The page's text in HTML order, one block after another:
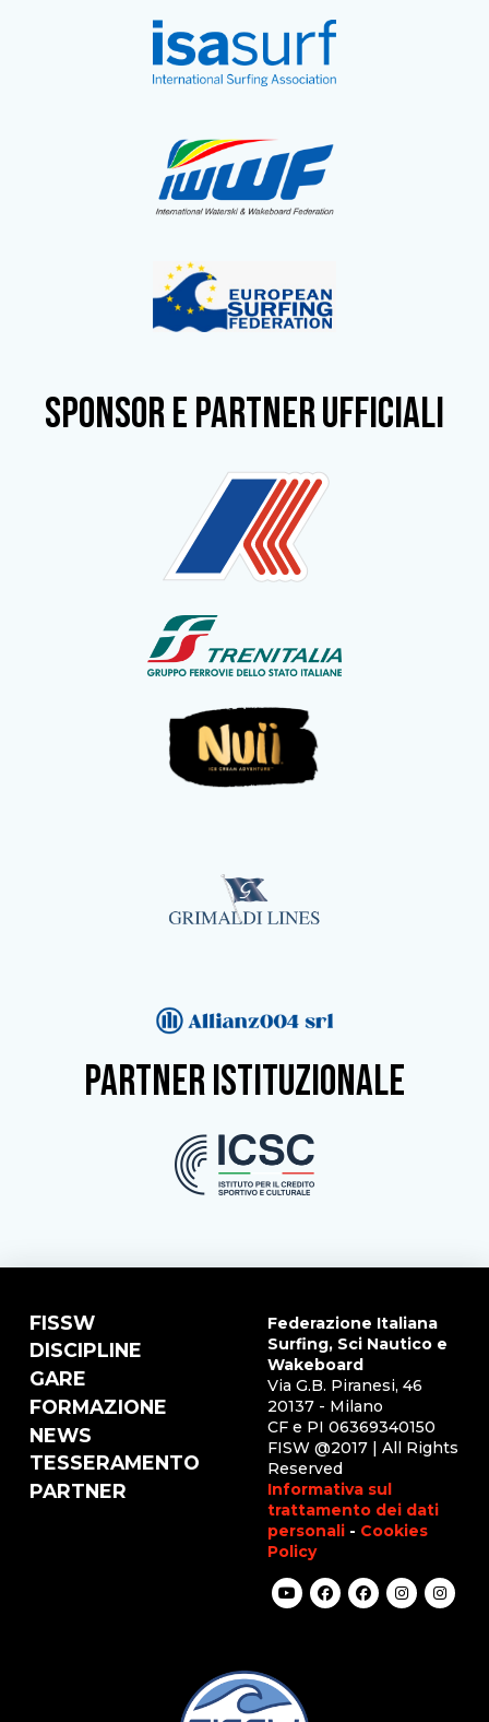
SPONSOR e partner ufficiali
partner istituzionale
FISSW
DISCIPLINE
GARE
FORMAZIONE
NEWS
TESSERAMENTO
PARTNER
Federazione Italiana
Surfing, Sci Nautico e
Wakeboard
Via G.B. Piranesi, 46
20137 - Milano
CF e PI 06369340150
FISW @2017 | All Rights
Reserved
Informativa sul
trattamento dei dati
personali - Cookies
Policy